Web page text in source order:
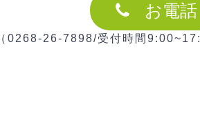
お電話
（0268-26-7898/受付時間